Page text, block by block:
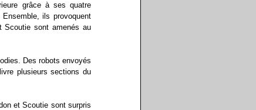
grâce à ses quatre
ils provoquent
Scoutie sont amenés au
Des robots envoyés
plusieurs sections du
et Scoutie sont surpris